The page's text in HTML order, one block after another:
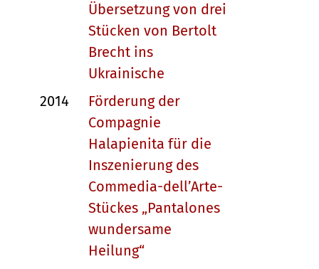
Übersetzung von drei
Stücken von Bertolt
Brecht ins
Ukrainische
2014
Förderung der
Compagnie
Halapienita für die
Inszenierung des
Commedia-dell’Arte-
Stückes „Pantalones
wundersame
Heilung“